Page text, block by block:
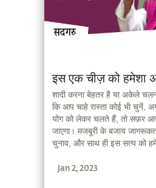
इस एक चीज़ को हमेशा
शादी करना बेहतर है या अकेले
कि आप चाहे रास्ता कोई भी चुनें, अगर आप अपने साथ
योग को लेकर चलते हैं, तो सफ़र
जाएगा। मजबूरी के बजाय
चुनाव, और साथ ही इस सत्य को
साथ व दबाव, तनाव और यातना के
Jan 2, 2023